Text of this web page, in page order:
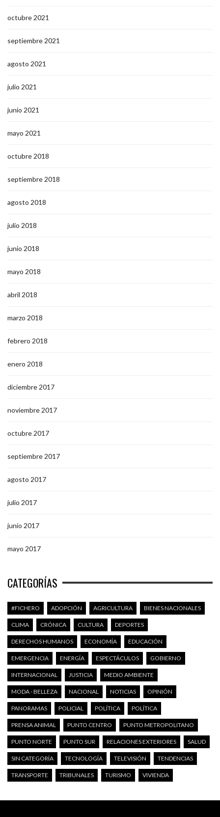
octubre 2021
septiembre 2021
agosto 2021
julio 2021
junio 2021
mayo 2021
octubre 2018
septiembre 2018
agosto 2018
julio 2018
junio 2018
mayo 2018
abril 2018
marzo 2018
febrero 2018
enero 2018
diciembre 2017
noviembre 2017
octubre 2017
septiembre 2017
agosto 2017
julio 2017
junio 2017
mayo 2017
CATEGORÍAS
#FICHERO ADOPCIÓN AGRICULTURA BIENES NACIONALES
CLIMA CRÓNICA CULTURA DEPORTES
DERECHOS HUMANOS ECONOMÍA EDUCACIÓN
EMERGENCIA ENERGÍA ESPECTÁCULOS GOBIERNO
INTERNACIONAL JUSTICIA MEDIO AMBIENTE
MODA - BELLEZA NACIONAL NOTICIAS OPINIÓN
PANORAMAS POLICIAL POLÍTICA POLÍTICA
PRENSA ANIMAL PUNTO CENTRO PUNTO METROPOLITANO
PUNTO NORTE PUNTO SUR RELACIONES EXTERIORES SALUD
SIN CATEGORÍA TECNOLOGÍA TELEVISIÓN TENDENCIAS
TRANSPORTE TRIBUNALES TURISMO VIVIENDA